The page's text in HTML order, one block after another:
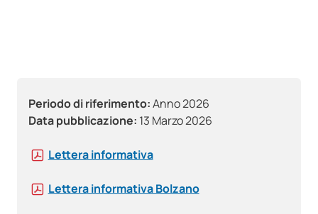
Periodo di riferimento:Anno 2026
Data pubblicazione: 13 Marzo 2026
Lettera informativa
Lettera informativa Bolzano